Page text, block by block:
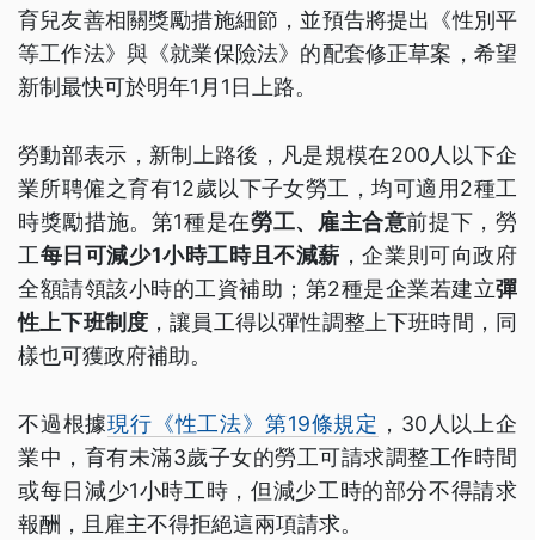
育兒友善相關獎勵措施細節，並預告將提出《性別平
等工作法》與《就業保險法》的配套修正草案，希望
新制最快可於明年1月1日上路。
勞動部表示，新制上路後，凡是規模在200人以下企
業所聘僱之育有12歲以下子女勞工，均可適用2種工
時獎勵措施。第1種是在勞工、雇主合意前提下，勞
工每日可減少1小時工時且不減薪 ，企業則可向政府
全額請領該小時的工資補助；第2種是企業若建立彈
性上下班制度 ，讓員工得以彈性調整上下班時間，同
樣也可獲政府補助。
不過根據現行《性工法》第19條規定 ，30人以上企
業中，育有未滿3歲子女的勞工可請求調整工作時間
或每日減少1小時工時，但減少工時的部分不得請求
報酬，且雇主不得拒絕這兩項請求。